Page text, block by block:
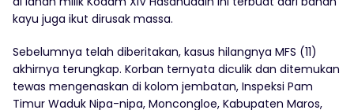
kayu juga ikut dirusak massa.
Sebelumnya telah diberitakan, kasus hilangnya MFS (11)
akhirnya terungkap. Korban ternyata diculik dan ditemukan
tewas mengenaskan di kolom jembatan, Inspeksi Pam
Timur Waduk Nipa-nipa, Moncongloe, Kabupaten Maros,